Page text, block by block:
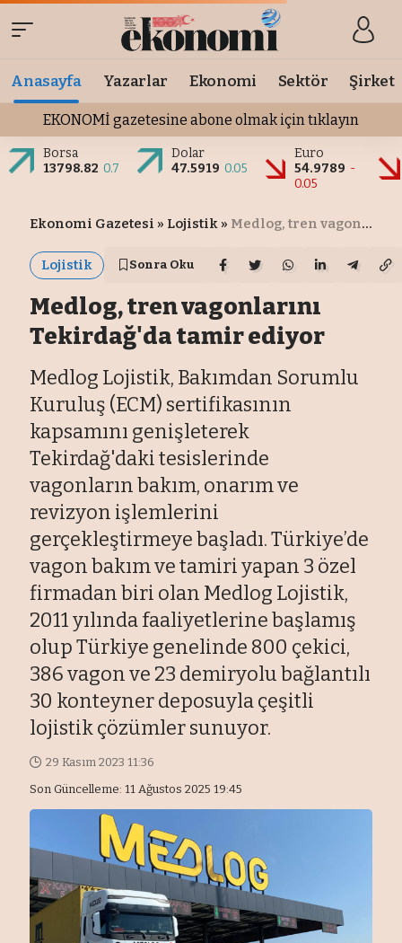
Anasayfa Yazarlar Ekonomi Sektör Şirket
EKONOMİ gazetesine abone olmak için tıklayın
Borsa
13798.82 0.7
Dolar
47.5919 0.05
Euro
54.9789 -
0.05
Ekonomi Gazetesi » Lojistik » Medlog, tren vagonlarını Tekirdağ'da tamir ediyor
Lojistik Sonra Oku
Medlog, tren vagonlarını
Tekirdağ'da tamir ediyor
Medlog Lojistik, Bakımdan Sorumlu
Kuruluş (ECM) sertifikasının
kapsamını genişleterek
Tekirdağ'daki tesislerinde
vagonların bakım, onarım ve
revizyon işlemlerini
gerçekleştirmeye başladı. Türkiye’de
vagon bakım ve tamiri yapan 3 özel
firmadan biri olan Medlog Lojistik,
2011 yılında faaliyetlerine başlamış
olup Türkiye genelinde 800 çekici,
386 vagon ve 23 demiryolu bağlantılı
30 konteyner deposuyla çeşitli
lojistik çözümler sunuyor.
Son Güncelleme: 11 Ağustos 2025 19:45
29 Kasım 2023 11:36